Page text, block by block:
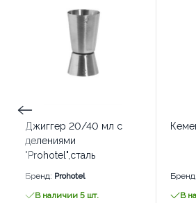
Джиггер 20/40 мл с
делениями
"Prohotel",сталь
Бренд: Prohotel
В наличии 5 шт.
Бренд:
В